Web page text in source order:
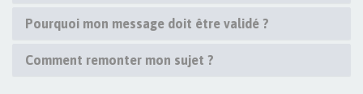
Pourquoi mon message doit être validé ?
Comment remonter mon sujet ?